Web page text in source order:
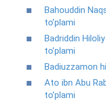
Bahouddin
to’plami
Badriddin
to’plami
Badiuzzamon
Ato ibn Abu
to’plami